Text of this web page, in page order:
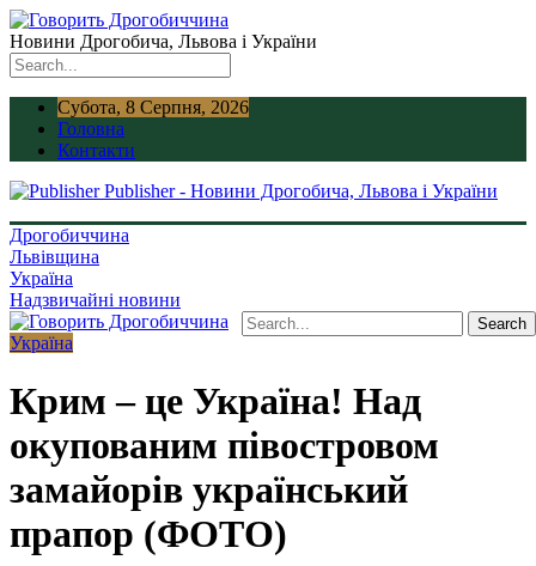
Новини Дрогобича, Львова і України
Субота, 8 Серпня, 2026
Головна
Контакти
Publisher - Новини Дрогобича, Львова і України
Дрогобиччина
Львівщина
Україна
Надзвичайні новини
Україна
Крим – це Україна! Над
окупованим півостровом
замайорів український
прапор (ФОТО)